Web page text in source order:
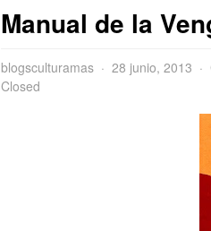
Manual de la
blogsculturamas 28 junio, 2013
Closed